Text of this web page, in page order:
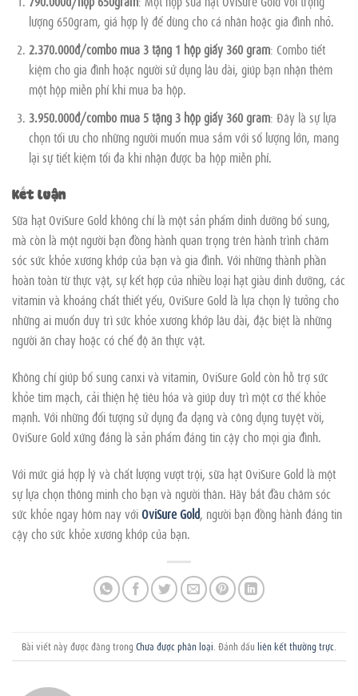
lượng 650gram, giá hợp lý để dùng cho cá nhân hoặc gia đình nhỏ.
2.370.000đ/combo mua 3 tặng 1 hộp giấy 360 gram: Combo tiết
kiệm cho gia đình hoặc người sử dụng lâu dài, giúp bạn nhận thêm
một hộp miễn phí khi mua ba hộp.
3.950.000đ/combo mua 5 tặng 3 hộp giấy 360 gram: Đây là sự lựa
chọn tối ưu cho những người muốn mua sắm với số lượng lớn, mang
lại sự tiết kiệm tối đa khi nhận được ba hộp miễn phí.
Kết luận
Sữa hạt OviSure Gold không chỉ là một sản phẩm dinh dưỡng bổ sung,
mà còn là một người bạn đồng hành quan trọng trên hành trình chăm
sóc sức khỏe xương khớp của bạn và gia đình. Với những thành phần
hoàn toàn từ thực vật, sự kết hợp của nhiều loại hạt giàu dinh dưỡng, các
vitamin và khoáng chất thiết yếu, OviSure Gold là lựa chọn lý tưởng cho
những ai muốn duy trì sức khỏe xương khớp lâu dài, đặc biệt là những
người ăn chay hoặc có chế độ ăn thực vật.
Không chỉ giúp bổ sung canxi và vitamin, OviSure Gold còn hỗ trợ sức
khỏe tim mạch, cải thiện hệ tiêu hóa và giúp duy trì một cơ thể khỏe
mạnh. Với những đối tượng sử dụng đa dạng và công dụng tuyệt vời,
OviSure Gold xứng đáng là sản phẩm đáng tin cậy cho mọi gia đình.
Với mức giá hợp lý và chất lượng vượt trội, sữa hạt OviSure Gold là một
sự lựa chọn thông minh cho bạn và người thân. Hãy bắt đầu chăm sóc
sức khỏe ngay hôm nay vớiOviSure Gold, người bạn đồng hành đáng tin
cậy cho sức khỏe xương khớp của bạn.
Bài viết này được đăng trong Chưa được phân loại . Đánh dấu liên kết thường trực